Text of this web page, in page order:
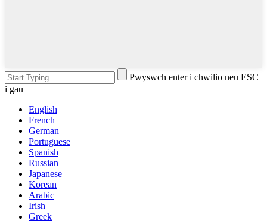
Pwyswch enter i chwilio neu ESC
i gau
English
French
German
Portuguese
Spanish
Russian
Japanese
Korean
Arabic
Irish
Greek